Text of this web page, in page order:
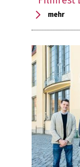
mehr